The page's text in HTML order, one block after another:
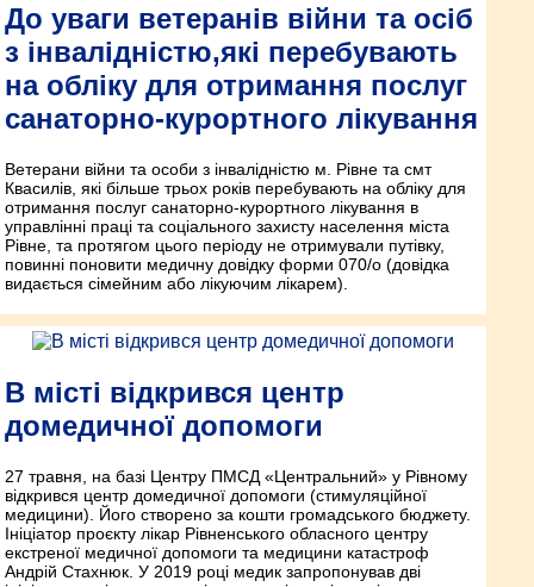
До уваги ветеранів війни та осіб
з інвалідністю,які перебувають
на обліку для отримання послуг
санаторно-курортного лікування
Ветерани війни та особи з інвалідністю м. Рівне та смт
Квасилів, які більше трьох років перебувають на обліку для
отримання послуг санаторно-курортного лікування в
управлінні праці та соціального захисту населення міста
Рівне, та протягом цього періоду не отримували путівку,
повинні поновити медичну довідку форми 070/о (довідка
видається сімейним або лікуючим лікарем).
В місті відкрився центр
домедичної допомоги
27 травня, на базі Центру ПМСД «Центральний» у Рівному
відкрився центр домедичної допомоги (стимуляційної
медицини). Його створено за кошти громадського бюджету.
Ініціатор проєкту лікар Рівненського обласного центру
екстреної медичної допомоги та медицини катастроф
Андрій Стахнюк. У 2019 році медик запропонував дві